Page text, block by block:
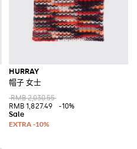
HURRAY
帽子 女士
RMB 2,030.55
RMB 1,827.49
-10%